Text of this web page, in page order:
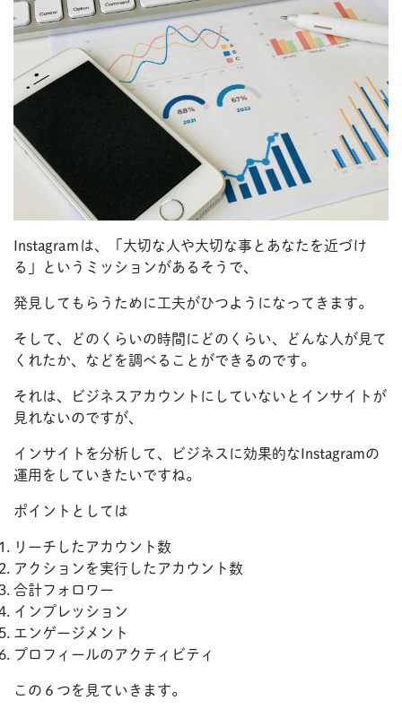
Instagraｍは、「大切な人や大切な事とあなたを近づけ
る」というミッションがあるそうで、
発見してもらうために工夫がひつようになってきます。
そして、どのくらいの時間にどのくらい、どんな人が見て
くれたか、などを調べることができるのです。
それは、ビジネスアカウントにしていないとインサイトが
見れないのですが、
インサイトを分析して、ビジネスに効果的なInstagramの
運用をしていきたいですね。
ポイントとしては
リーチしたアカウント数
アクションを実行したアカウント数
合計フォロワー
インプレッション
エンゲージメント
プロフィールのアクティビティ
この６つを見ていきます。